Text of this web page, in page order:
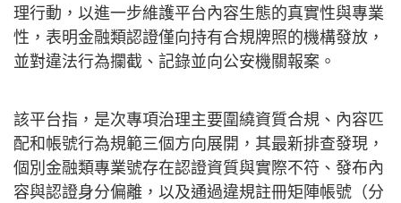
理行動，以進一步維護平台內容生態的真實性與專業
性，表明金融類認證僅向持有合規牌照的機構發放，
並對違法行為攔截、記錄並向公安機關報案。
該平台指，是次專項治理主要圍繞資質合規、內容匹
配和帳號行為規範三個方向展開，其最新排查發現，
個別金融類專業號存在認證資質與實際不符、發布內
容與認證身分偏離，以及通過違規註冊矩陣帳號（分